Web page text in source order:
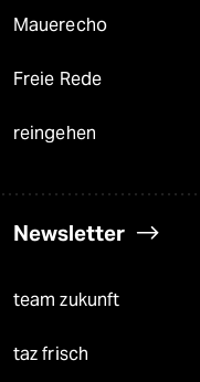
Mauerecho
Freie Rede
reingehen
Newsletter
team zukunft
taz frisch